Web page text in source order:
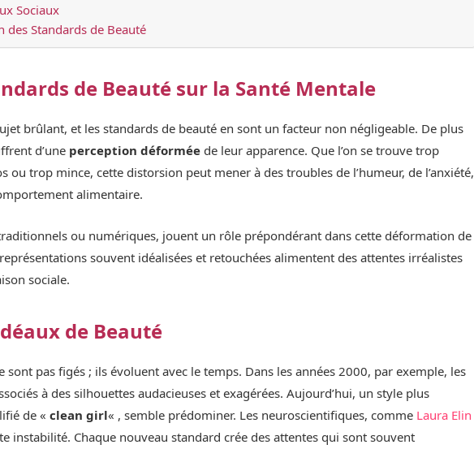
Sociaux
des Standards de Beauté
de Beauté sur la Santé Mentale
brûlant, et les standards de beauté en sont un facteur non négligeable. De plus
d’une perception déformée de leur apparence. Que l’on se trouve trop
ou trop mince, cette distorsion peut mener à des troubles de l’humeur, de l’anxiété,
alimentaire.
ou numériques, jouent un rôle prépondérant dans cette déformation de
souvent idéalisées et retouchées alimentent des attentes irréalistes
sociale.
de Beauté
sont pas figés ; ils évoluent avec le temps. Dans les années 2000, par exemple, les
à des silhouettes audacieuses et exagérées. Aujourd’hui, un style plus
de «clean girl« , semble prédominer. Les neuroscientifiques, comme Laura Elin
instabilité. Chaque nouveau standard crée des attentes qui sont souvent